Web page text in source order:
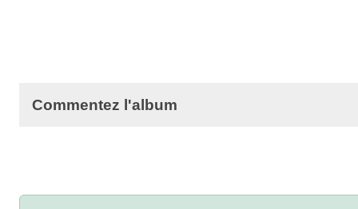
Commentez l'album